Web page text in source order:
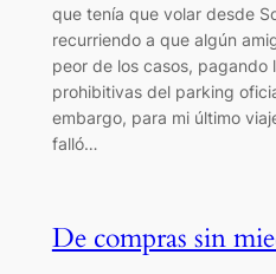
que tenía que volar desde
recurriendo a que algún
peor de los casos, pagando
prohibitivas del parking
embargo, para mi último
falló…
De compras sin